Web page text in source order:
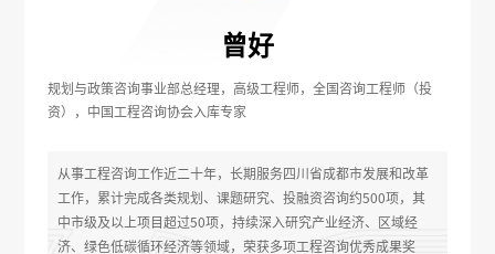
曾好
规划与政策咨询事业部总经理，高级工程师，全国咨询工程师（投
资），中国工程咨询协会入库专家
从事工程咨询工作近二十年，长期服务四川省成都市发展和改革
工作，累计完成各类规划、课题研究、投融资咨询约500项，其
中市级及以上项目超过50项，持续深入研究产业经济、区域经
济、绿色低碳循环经济等领域，荣获多项工程咨询优秀成果奖